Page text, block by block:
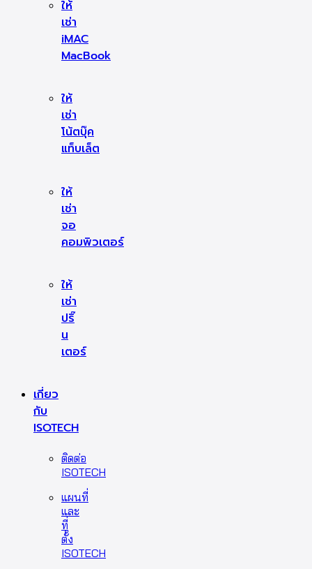
ให้
เช่า
iMAC
MacBook
ให้
เช่า
โน้ตบุ๊ค
แท็บเล็ต
ให้
เช่า
จอ
คอมพิวเตอร์
ให้
เช่า
ปริ๊
น
เตอร์
เกี่ยว
กับ
ISOTECH
ติดต่อ
ISOTECH
แผนที่
และ
ที่
ตั้ง
ISOTECH